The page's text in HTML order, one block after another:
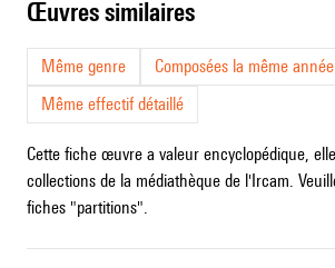
œuvres similaires
Même genre
Composées la même année
Même effectif détaillé
Cette fiche œuvre a valeur encyclopédique,
collections de la médiathèque de l'Ircam.
fiches "partitions".